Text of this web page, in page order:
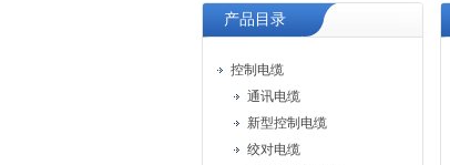
产品目录
控制电缆
通讯电缆
新型控制电缆
绞对电缆